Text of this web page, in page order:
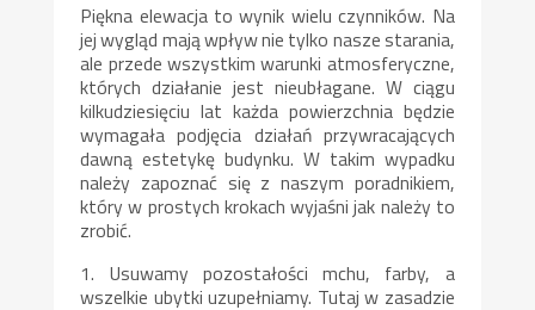
Piękna elewacja to wynik wielu czynników. Na
jej wygląd mają wpływ nie tylko nasze starania,
ale przede wszystkim warunki atmosferyczne,
których działanie jest nieubłagane. W ciągu
kilkudziesięciu lat każda powierzchnia będzie
wymagała podjęcia działań przywracających
dawną estetykę budynku. W takim wypadku
należy zapoznać się z naszym poradnikiem,
który w prostych krokach wyjaśni jak należy to
zrobić.
1. Usuwamy pozostałości mchu, farby, a
wszelkie ubytki uzupełniamy. Tutaj w zasadzie